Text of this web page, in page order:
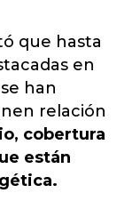
que hasta
en
han
relación
cobertura
están